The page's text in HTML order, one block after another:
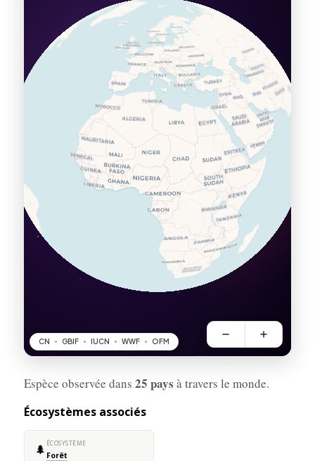
Espèce observée dans 25 pays à travers le monde.
Écosystèmes associés
🌲 ÉCOSYSTÈME
Forêt